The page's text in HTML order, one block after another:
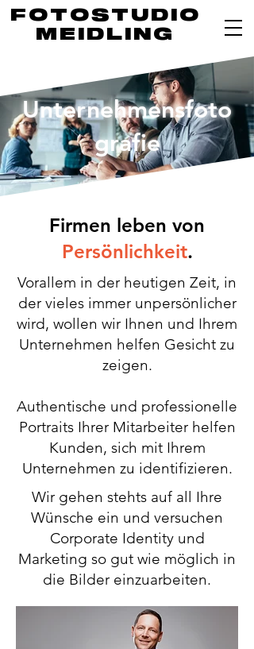
FOTOSTUDIO
MEIDLING
Unternehmensfoto
grafie
Firmen leben von
Persönlichkeit.
Vorallem in der heutigen Zeit, in
der vieles immer unpersönlicher
wird, wollen wir Ihnen und Ihrem
Unternehmen helfen Gesicht zu
zeigen.
Authentische und professionelle
Portraits Ihrer Mitarbeiter helfen
Kunden, sich mit Ihrem
Unternehmen zu identifizieren.
Wir gehen stehts auf all Ihre
Wünsche ein und versuchen
Corporate Identity und
Marketing so gut wie möglich in
die Bilder einzuarbeiten.